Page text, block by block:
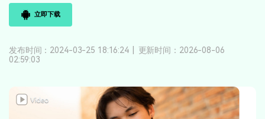
文本
立即下载
发布时间：2024-03-25 18:16:24
更新时间：2026-08-06
02:59:03